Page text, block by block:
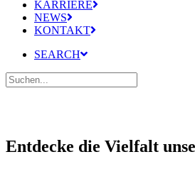
KARRIERE
NEWS
KONTAKT
SEARCH
Entdecke die Vielfalt